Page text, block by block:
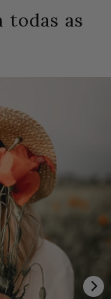
todas as